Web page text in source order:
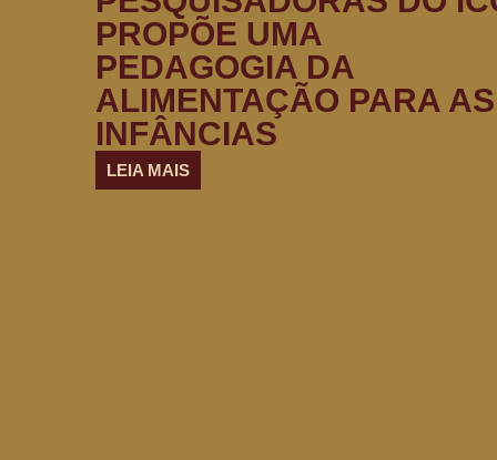
PROPÕE UMA
PEDAGOGIA DA
ALIMENTAÇÃO PARA AS
INFÂNCIAS
LEIA MAIS